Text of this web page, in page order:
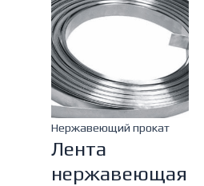
Нержавеющий прокат
Лента
нержавеющая